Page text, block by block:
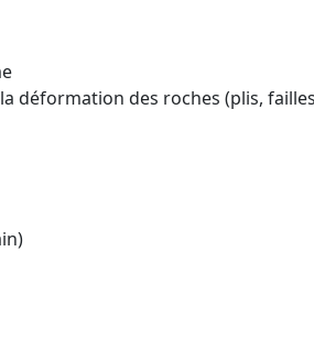
déformation des roches (plis,